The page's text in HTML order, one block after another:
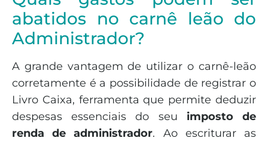
abatidos no carnê leão do
Administrador?
A grande vantagem de utilizar o carnê-leão
corretamente é a possibilidade de registrar o
Livro Caixa, ferramenta que permite deduzir
despesas essenciais do seu imposto de
renda de administrador. Ao escriturar as